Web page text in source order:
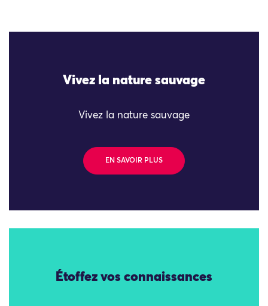
Vivez la nature sauvage
Vivez la nature sauvage
EN SAVOIR PLUS
Étoffez vos connaissances